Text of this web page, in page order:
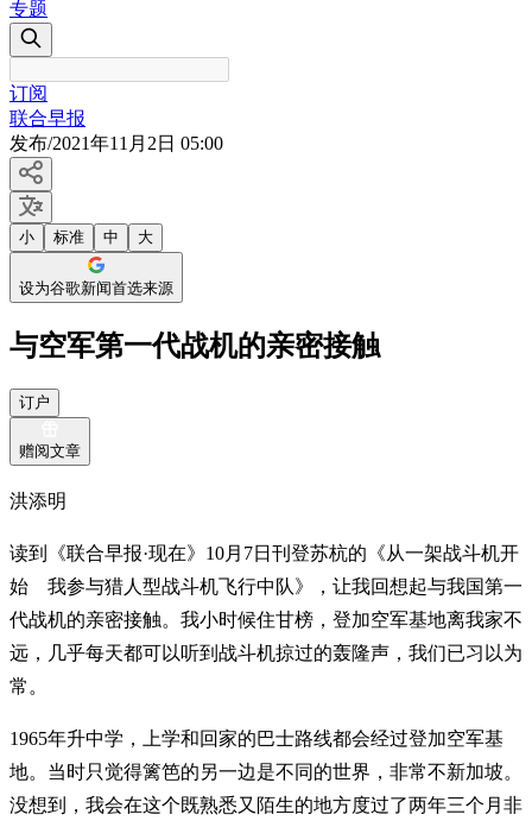
专题
订阅
联合早报
发布/2021年11月2日 05:00
小 标准 中 大
设为谷歌新闻首选来源
与空军第一代战机的亲密接触
订户
赠阅文章
洪添明
读到《联合早报·现在》10月7日刊登苏杭的《从一架战斗机开
始 我参与猎人型战斗机飞行中队》，让我回想起与我国第一
代战机的亲密接触。我小时候住甘榜，登加空军基地离我家不
远，几乎每天都可以听到战斗机掠过的轰隆声，我们已习以为
常。
1965年升中学，上学和回家的巴士路线都会经过登加空军基
地。当时只觉得篱笆的另一边是不同的世界，非常不新加坡。
没想到，我会在这个既熟悉又陌生的地方度过了两年三个月非